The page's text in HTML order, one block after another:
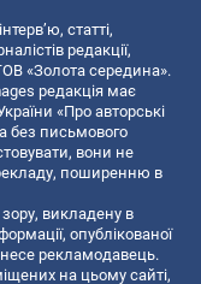
статті,
редакції,
«Золота середина».
редакція має
«Про авторські
без письмового
вони не
поширенню в
викладену в
опублікованої
несе рекламодавець.
на цьому сайті,